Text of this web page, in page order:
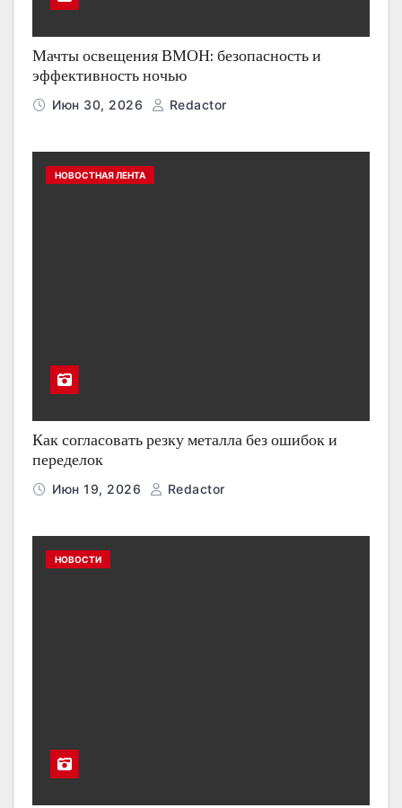
Мачты освещения ВМОН: безопасность и
эффективность ночью
Июн 30, 2026 Redactor
НОВОСТНАЯ ЛЕНТА
Как согласовать резку металла без ошибок и
переделок
Июн 19, 2026 Redactor
НОВОСТИ